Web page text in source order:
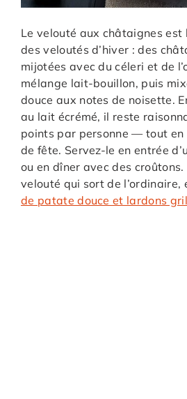
Le velouté aux châtaignes
des veloutés d’hiver : des
mijotées avec du céleri et de
mélange lait-bouillon, puis
douce aux notes de noisette.
au lait écrémé, il reste
points par personne — tout
de fête. Servez-le en entrée
ou en dîner avec des
velouté qui sort de l’ordinaire,
de patate douce et lardons